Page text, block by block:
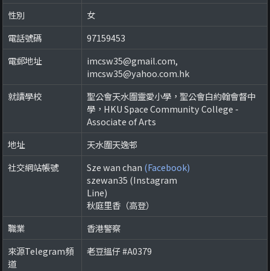
性別
女
電話號碼
97159453
電郵地址
imcsw35@gmail.com,
imcsw35@yahoo.com.hk
就讀學校
聖公會天水圍靈愛小學，聖公會白約翰會督中
學，HKU Space Community College -
Associate of Arts
地址
天水圍天逸邨
社交網站帳號
Sze wan chan (Facebook)
szewan35 (Instagram
Line)
秋庭里香（高登）
職業
香港警察
來源Telegram頻
道
老豆搵仔 #A0379